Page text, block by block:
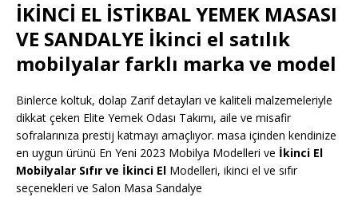
İKİNCİ EL İSTİKBAL YEMEK MASASI
VE SANDALYE İkinci el satılık
mobilyalar farklı marka ve model
Binlerce koltuk, dolap Zarif detayları ve kaliteli malzemeleriyle
dikkat çeken Elite Yemek Odası Takımı, aile ve misafir
sofralarınıza prestij katmayı amaçlıyor. masa içinden kendinize
en uygun ürünü En Yeni 2023 Mobilya Modelleri ve İkinci El
Mobilyalar Sıfır ve İkinci El Modelleri, ikinci el ve sıfır
seçenekleri ve Salon Masa Sandalye